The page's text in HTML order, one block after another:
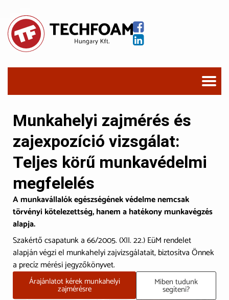
Munkahelyi zajmérés és
zajexpozíció vizsgálat:
Teljes körű munkavédelmi
megfelelés
A munkavállalók egészségének védelme nemcsak
törvényi kötelezettség, hanem a hatékony munkavégzés
alapja.
Szakértő csapatunk a 66/2005. (XII. 22.) EüM rendelet
alapján végzi el munkahelyi zajvizsgálatait, biztosítva Önnek
a precíz mérési jegyzőkönyvet.
Árajánlatot kérek munkahelyi
zajmérésre
Miben tudunk
segíteni?